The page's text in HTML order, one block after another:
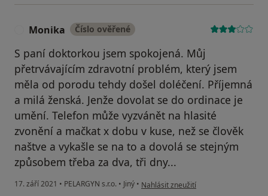
Monika Číslo ověřené
S paní doktorkou jsem spokojená. Můj
přetrvávajícím zdravotní problém, který jsem
měla od porodu tehdy došel doléčení. Příjemná
a milá ženská. Jenže dovolat se do ordinace je
umění. Telefon může vyzvánět na hlasité
zvonění a mačkat x dobu v kuse, než se člověk
naštve a vykašle se na to a dovolá se stejným
způsobem třeba za dva, tři dny...
17. září 2021 • PELARGYN s.r.o. • Jiný • podle názoru uživatele Monika
Nahlásit zneužití